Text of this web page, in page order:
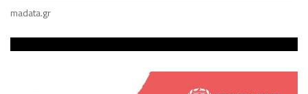
madata.gr